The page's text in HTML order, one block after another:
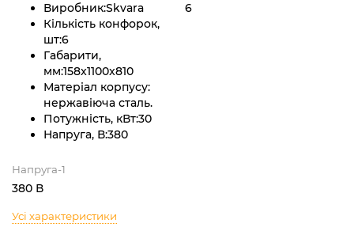
Виробник:Skvara
Кількість конфорок,
шт:6
Габарити,
мм:158x1100x810
Матеріал корпусу:
нержавіюча сталь.
Потужність, кВт:30
Напруга, В:380
6
Напруга-1
380 В
Усі характеристики